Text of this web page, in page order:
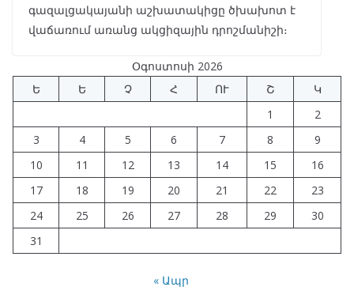
գազալցակայանի աշխատակիցը ծխախոտ է
վաճառում առանց ակցիզային դրոշմանիշի։
Օգոստոսի 2026
Ե
Ե Չ Հ ՈՒ Շ
Կ
1
2
3
4 5 6 7 8
9
10
11 12 13 14 15
16
17
18 19 20 21 22
23
24
25 26 27 28 29
30
31
« Ապր